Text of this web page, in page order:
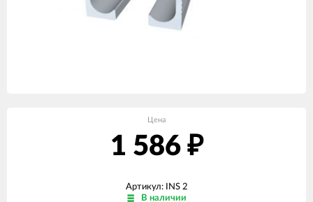
Цена
1 586 ₽
Артикул: INS 2
В наличии